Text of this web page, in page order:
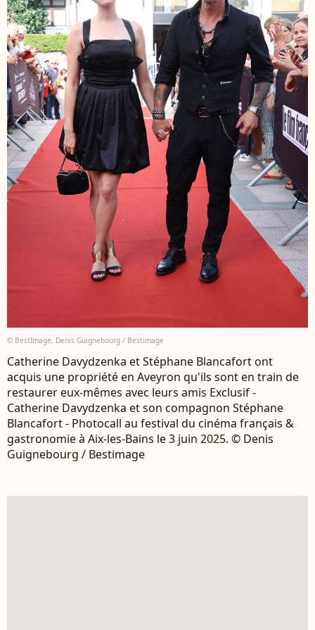
© BestImage, Denis Guignebourg / Bestimage
Catherine Davydzenka et Stéphane Blancafort ont
acquis une propriété en Aveyron qu'ils sont en train de
restaurer eux-mêmes avec leurs amis Exclusif -
Catherine Davydzenka et son compagnon Stéphane
Blancafort - Photocall au festival du cinéma français &
gastronomie à Aix-les-Bains le 3 juin 2025. © Denis
Guignebourg / Bestimage